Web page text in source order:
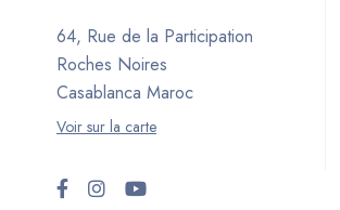
64, Rue de la Participation
Roches Noires
Casablanca Maroc
Voir sur la carte